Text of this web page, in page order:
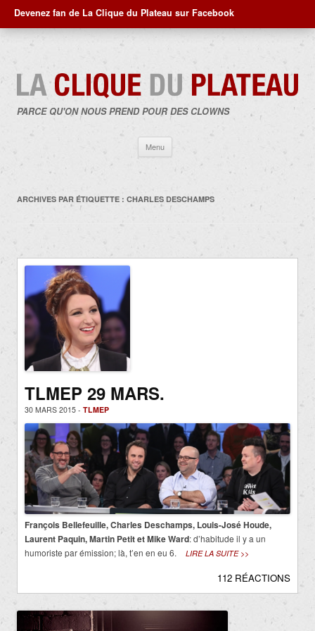
Devenez fan de La Clique du Plateau sur Facebook
PARCE QU'ON NOUS PREND POUR DES CLOWNS
Menu
contenu
ARCHIVES PAR ÉTIQUETTE : CHARLES DESCHAMPS
TLMEP 29 MARS.
30 MARS 2015 - TLMEP
François Bellefeuille, Charles Deschamps, Louis-José Houde,
Laurent Paquin, Martin Petit et Mike Ward: d’habitude il y a un
humoriste par émission; là, t’en en eu 6.
LIRE LA SUITE >>
112 RÉACTIONS